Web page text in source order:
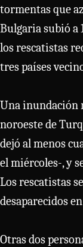
tormentas que
Bulgaria subió a
los rescatistas
tres países
Una inundación
noroeste de
dejó al menos
el miércoles-, y
Los rescatistas
desaparecidos
Otras dos